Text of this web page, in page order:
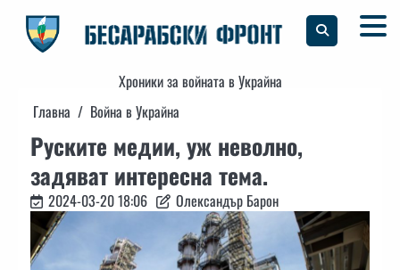
content
Хроники за войната в Украйна
Главна
Война в Украйна
Руските медии, уж неволно,
задяват интересна тема.
2024-03-20 18:06 Олександър Барон